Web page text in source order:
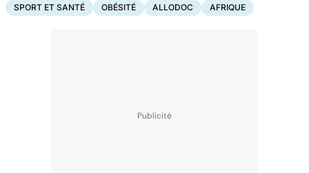
SPORT ET SANTÉ OBÉSITÉ ALLODOC AFRIQUE